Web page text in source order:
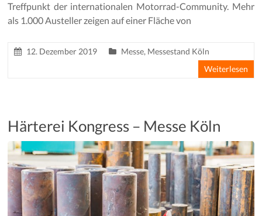
Treffpunkt der internationalen Motorrad-Community. Mehr
als 1.000 Austeller zeigen auf einer Fläche von
12. Dezember 2019 Messe, Messestand Köln
Weiterlesen
Härterei Kongress – Messe Köln